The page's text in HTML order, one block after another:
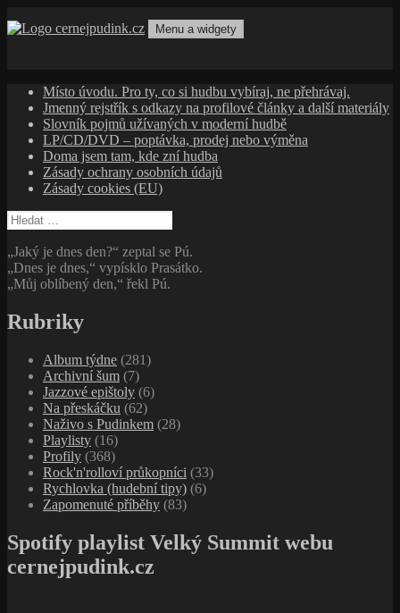
k
Menu a widgety
Místo úvodu. Pro ty, co si hudbu vybíraj, ne přehrávaj.
Jmenný rejstřík s odkazy na profilové články a další materiály
Slovník pojmů užívaných v moderní hudbě
LP/CD/DVD – poptávka, prodej nebo výměna
Doma jsem tam, kde zní hudba
Zásady ochrany osobních údajů
Zásady cookies (EU)
Vyhledávání
„Jaký je dnes den?“ zeptal se Pú.
„Dnes je dnes,“ vypísklo Prasátko.
„Můj oblíbený den,“ řekl Pú.
Rubriky
Album týdne (281)
Archivní šum (7)
Jazzové epištoly (6)
Na přeskáčku (62)
Naživo s Pudinkem (28)
Playlisty (16)
Profily (368)
Rock'n'rolloví průkopníci (33)
Rychlovka (hudební tipy) (6)
Zapomenuté příběhy (83)
Spotify playlist Velký Summit webu
cernejpudink.cz